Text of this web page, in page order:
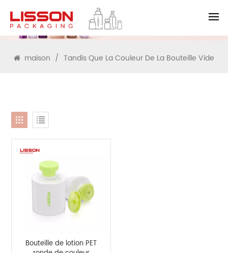
RECHERCHE
maison / Tandis Que La Couleur De La Bouteille Vide
Bouteille de lotion PET